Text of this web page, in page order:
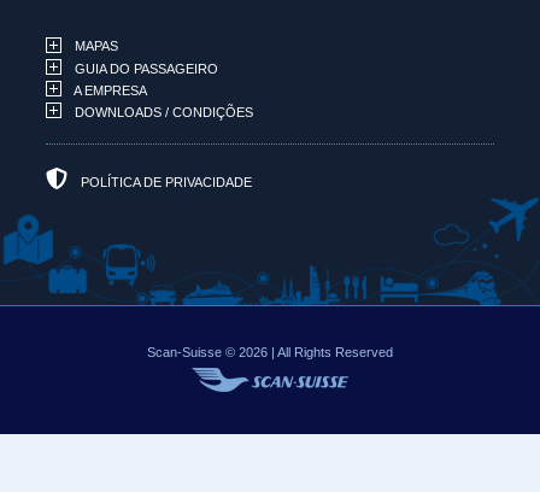
MAPAS
GUIA DO PASSAGEIRO
A EMPRESA
DOWNLOADS / CONDIÇÕES
POLÍTICA DE PRIVACIDADE
Scan-Suisse © 2026 | All Rights Reserved